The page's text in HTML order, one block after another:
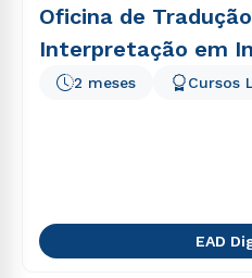
Oficina de
Interpretação em
2 meses Cursos
EAD